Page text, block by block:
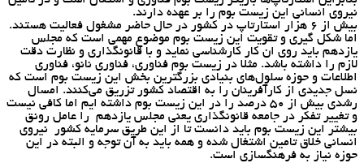
نیروی انسانی این زیست بوم را بر عهده دارند.
بیش از ۶ هزار استارتاپ در کشور در حال حاضر مشغول فعالیت هستند.
اما شکل گیری و تقویت این زیست بوم موضوع مهمی است که مجلس
یازدهم باید روی ان کار کارشناسی نماید و با قانونگذاری و نظارت دقت
لازم را داشته باشد. مثلا در زیست بوم فناوری، فناوری نانو، فناوری
اطلاعات و حوزه سلول‌های بنیادی بزرگترین بخش این زیست بوم است که
نسل جدیدی از کارآفرینان را به اقتصاد کشور تزریق می‌کنند. امسال
رشدی بیش از ۵۰ درصد را در این زیست بوم داشته ایم اما کافی نیست
و تغییر تفکر در جامعه قانونگذاری یعنی مجلس یازدهم را عامل رونق
بیشتر این زیست بوم باید دانست تا از این طریق سرمایه کشور نیروی
انسانی خلاق تامین اشتغال شده و همه باید به آن توجه و البته در این
حوزه نیاز به فرهنگسازی است.